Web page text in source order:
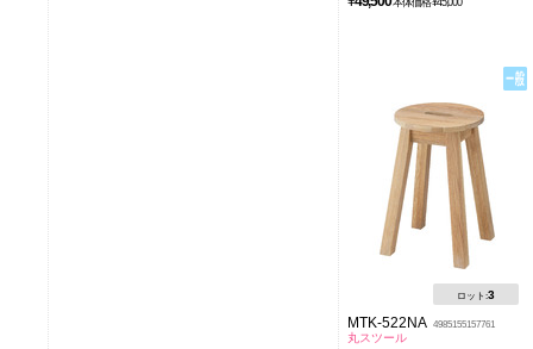
ロット:3
MTK-522NA 4985155157761
丸スツール